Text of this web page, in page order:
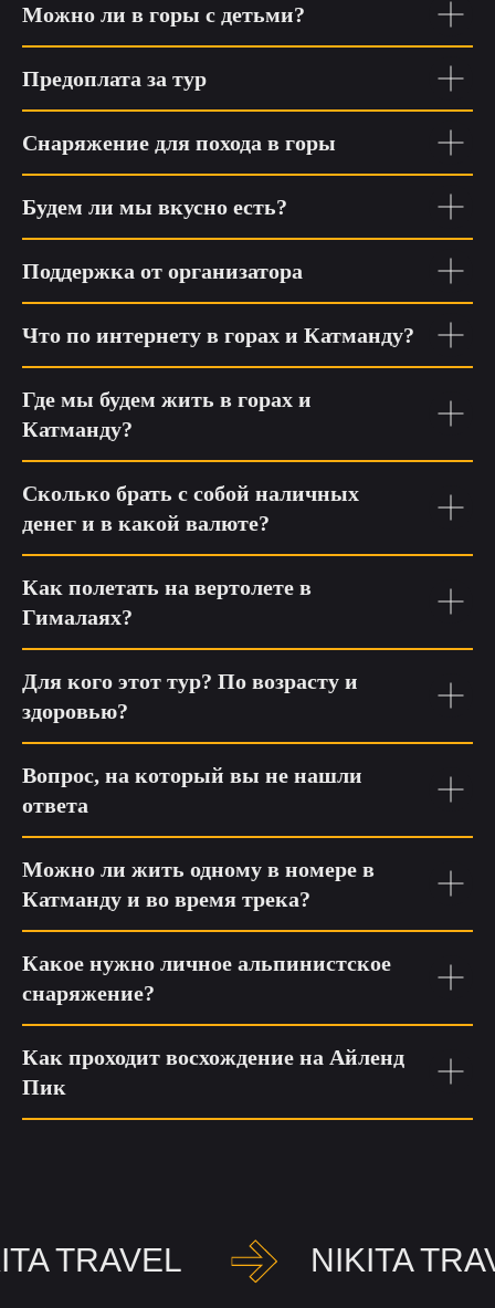
Можно ли в горы с детьми?
Предоплата за тур
Снаряжение для похода в горы
Будем ли мы вкусно есть?
Поддержка от организатора
Что по интернету в горах и Катманду?
Где мы будем жить в горах и
Катманду?
Сколько брать с собой наличных
денег и в какой валюте?
Как полетать на вертолете в
Гималаях?
Для кого этот тур? По возрасту и
здоровью?
Вопрос, на который вы не нашли
ответа
Можно ли жить одному в номере в
Катманду и во время трека?
Какое нужно личное альпинистское
снаряжение?
Как проходит восхождение на Айленд
Пик
TRAVEL
NIKITA